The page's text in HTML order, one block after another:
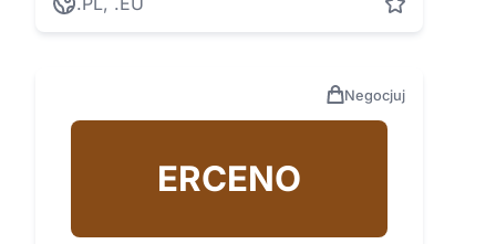
Negocjuj
ERCENO